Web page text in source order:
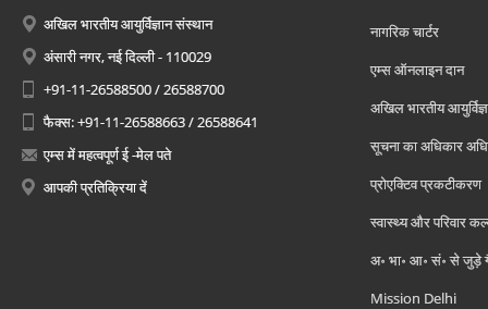
अखिल भारतीय आयुर्विज्ञान संस्थान
अंसारी नगर, नई दिल्ली - 110029
+91-11-26588500 / 26588700
फैक्स: +91-11-26588663 / 26588641
एम्स में महत्वपूर्ण ई -मेल पते
आपकी प्रतिक्रिया दें
नागरिक चार्टर
एम्स ऑनलाइन दान
अखिल भारतीय
सूचना का अधिकार
प्रोएक्टिव प्रकटीकरण
स्वास्थ्य और परिवार
अ॰ भा॰ आ॰ सं॰ से जुड़े
Mission Delhi